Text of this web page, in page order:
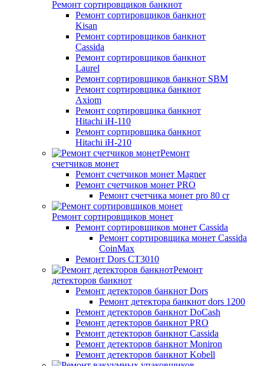
Ремонт сортировщиков банкнот
Ремонт сортировщиков банкнот
Kisan
Ремонт сортировщиков банкнот
Cassida
Ремонт сортировщиков банкнот
Laurel
Ремонт сортировщиков банкнот SBM
Ремонт сортировщика банкнот
Axiom
Ремонт сортировщика банкнот
Hitachi iH-110
Ремонт сортировщика банкнот
Hitachi iH-210
Ремонт
счетчиков монет
Ремонт счетчиков монет Magner
Ремонт счетчиков монет PRO
Ремонт счетчика монет pro 80 cr
Ремонт сортировщиков монет
Ремонт сортировщиков монет Cassida
Ремонт сортировщика монет Cassida
CoinMax
Ремонт Dors CT3010
Ремонт
детекторов банкнот
Ремонт детекторов банкнот Dors
Ремонт детектора банкнот dors 1200
Ремонт детекторов банкнот DoCash
Ремонт детекторов банкнот PRO
Ремонт детекторов банкнот Cassida
Ремонт детекторов банкнот Moniron
Ремонт детекторов банкнот Kobell